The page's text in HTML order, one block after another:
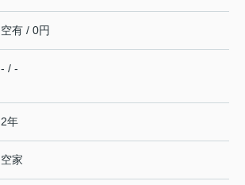
空有 / 0円
- / -
2年
空家